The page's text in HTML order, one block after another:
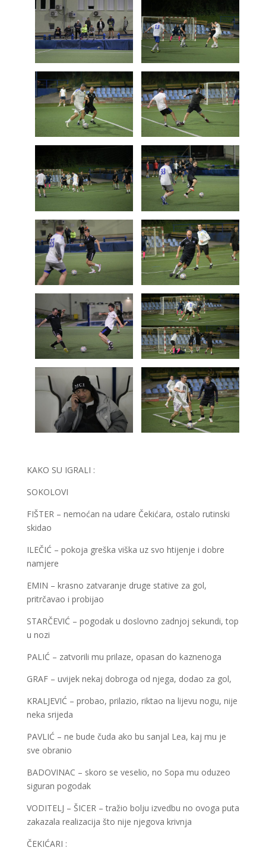
KAKO SU IGRALI :
SOKOLOVI
FIŠTER – nemoćan na udare Čekićara, ostalo rutinski
skidao
ILEČIĆ – pokoja greška viška uz svo htijenje i dobre
namjere
EMIN – krasno zatvaranje druge stative za gol,
pritrčavao i probijao
STARČEVIĆ – pogodak u doslovno zadnjoj sekundi, top
u nozi
PALIĆ – zatvorili mu prilaze, opasan do kaznenoga
GRAF – uvijek nekaj dobroga od njega, dodao za gol,
KRALJEVIĆ – probao, prilazio, riktao na lijevu nogu, nije
neka srijeda
PAVLIĆ – ne bude čuda ako bu sanjal Lea, kaj mu je
sve obranio
BADOVINAC – skoro se veselio, no Sopa mu oduzeo
siguran pogodak
VODITELJ – ŠICER – tražio bolju izvedbu no ovoga puta
zakazala realizacija što nije njegova krivnja
ČEKIĆARI :